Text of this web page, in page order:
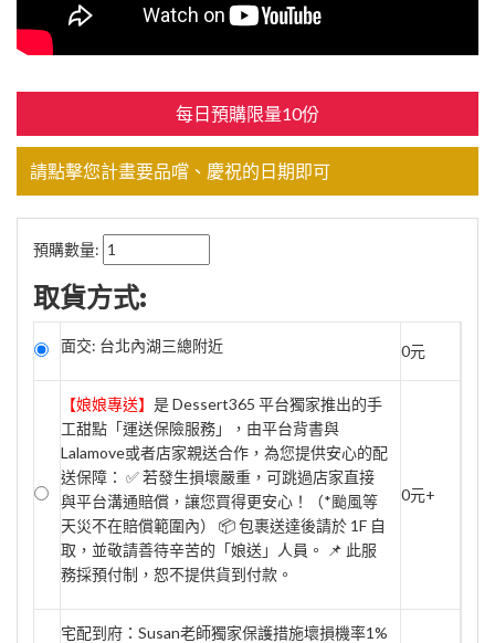
每日預購限量10份
請點擊您計畫要品嚐、慶祝的日期即可
預購數量:
取貨方式:
面交: 台北內湖三總附近 0元
【娘娘專送】 是 Dessert365 平台獨家推出的手
工甜點「運送保險服務」，由平台背書與
Lalamove或者店家親送合作，為您提供安心的配
送保障： ✅ 若發生損壞嚴重，可跳過店家直接
與平台溝通賠償，讓您買得更安心！（*颱風等
天災不在賠償範圍內） 📦 包裹送達後請於 1F 自
取，並敬請善待辛苦的「娘送」人員。 📌 此服
務採預付制，恕不提供貨到付款。
0元+
宅配到府：Susan老師獨家保護措施壞損機率1%